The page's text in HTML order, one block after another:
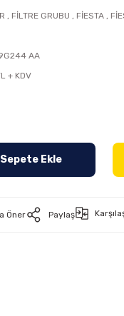
, FİLTRE GRUBU , FİESTA ,
AA
+ KDV
Sepete Ekle
Öner Paylaş